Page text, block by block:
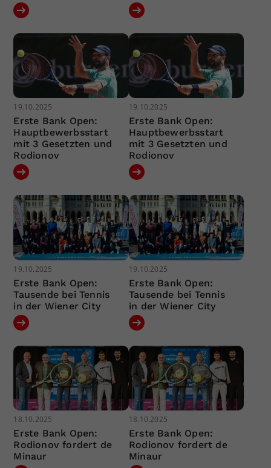
19.10.2025
Erste Bank Open:
Hauptbewerbsstart
mit 3 Gesetzten und
Rodionov
19.10.2025
Erste Bank Open:
Hauptbewerbsstart
mit 3 Gesetzten und
Rodionov
19.10.2025
Erste Bank Open:
Tausende bei Tennis
in der Wiener City
19.10.2025
Erste Bank Open:
Tausende bei Tennis
in der Wiener City
18.10.2025
Erste Bank Open:
Rodionov fordert de
Minaur
18.10.2025
Erste Bank Open:
Rodionov fordert de
Minaur